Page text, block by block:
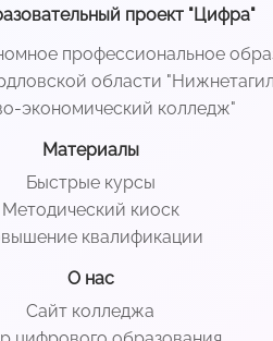
Материалы
Быстрые курсы
Методический киоск
квалификации
О нас
Сайт колледжа
проект "Цифра"
профессиональное
области
экономический колледж"